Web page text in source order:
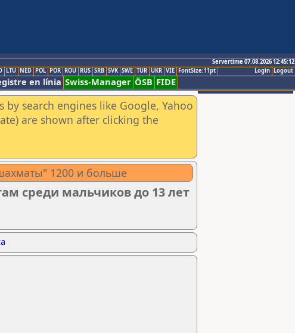
Servertime 07.08.2026 12:45:12
Logout
Login
LTU NED POL POR ROU RUS SRB SVK SWE TUR UKR VIE FontSize:11pt
en línia Swiss-Manager ÖSB FIDE
search engines like Google, Yahoo
are shown after clicking the
1200 и больше
среди мальчиков до 13 лет